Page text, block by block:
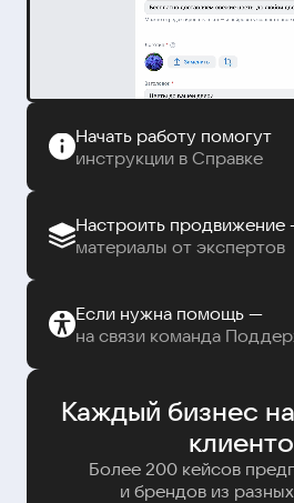
Начать работу помогут
инструкции в Справке
Настроить продвижение
материалы от экспертов
Если нужна помощь —
на связи команда
Каждый бизнес
Более 200 кейсов
и брендов из